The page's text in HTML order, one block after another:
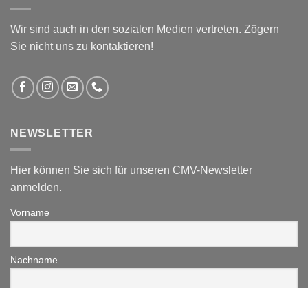
Wir sind auch in den sozialen Medien vertreten. Zögern
Sie nicht uns zu kontaktieren!
NEWSLETTER
Hier können Sie sich für unseren CMV-Newsletter
anmelden.
Vorname
Nachname